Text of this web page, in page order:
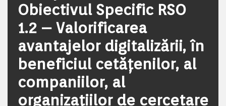
Obiectivul Specific RSO
1.2 – Valorificarea
avantajelor digitalizării, în
beneficiul cetățenilor, al
companiilor, al
organizațiilor de cercetare